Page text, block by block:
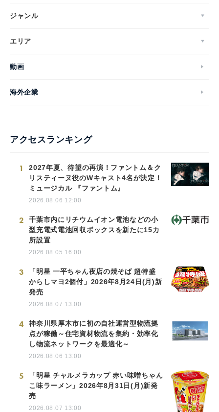
ジャンル
エリア
動画
海外企業
アクセスランキング
1
2027年夏、待望の再演！ファントム＆ク
リスティーヌ役のWキャスト4名が決定！
ミュージカル 『ファントム』
2026.08.06 12:00
2
千葉市内にリチウムイオン電池などの小
型充電式電池回収ボックスを新たに15カ
所設置
2026.08.05 16:00
3
「明星 一平ちゃん夜店の焼そば 超特盛
からしマヨ2個付」2026年8月24日(月)新
発売
2026.08.07 13:00
4
神奈川県厚木市に初の自社運営型物流拠
点が稼働～住宅資材物流を集約・効率化
し物流ネットワークを最適化～
2026.08.06 13:00
5
「明星 チャルメラカップ 赤い味噌ちゃん
こ味ラーメン」2026年8月31日(月)新発
売
2026.08.07 13:00